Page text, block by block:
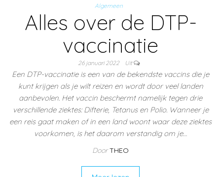
Algemeen
Alles over de DTP-
vaccinatie
26 januari 2022 Uit
Een DTP-vaccinatie is een van de bekendste vaccins die je
kunt krijgen als je wilt reizen en wordt door veel landen
aanbevolen. Het vaccin beschermt namelijk tegen drie
verschillende ziektes: Difterie, Tetanus en Polio. Wanneer je
een reis gaat maken of in een land woont waar deze ziektes
voorkomen, is het daarom verstandig om je…
Door THEO